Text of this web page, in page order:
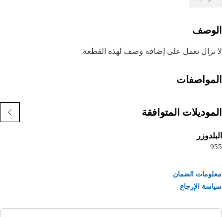
نزال نعمل على إضافة وصف لهذه القطعة.
المتوافقة
الضمان
الإرجاع